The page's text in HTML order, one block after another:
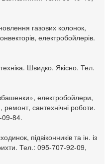
газових колонок,
електробойлерів.
Швидко. Якісно. Тел.
електробойлери,
ремонт, сантехнічні роботи.
84.
підвіконників та ін. із
Тел.: 095-707-92-09,